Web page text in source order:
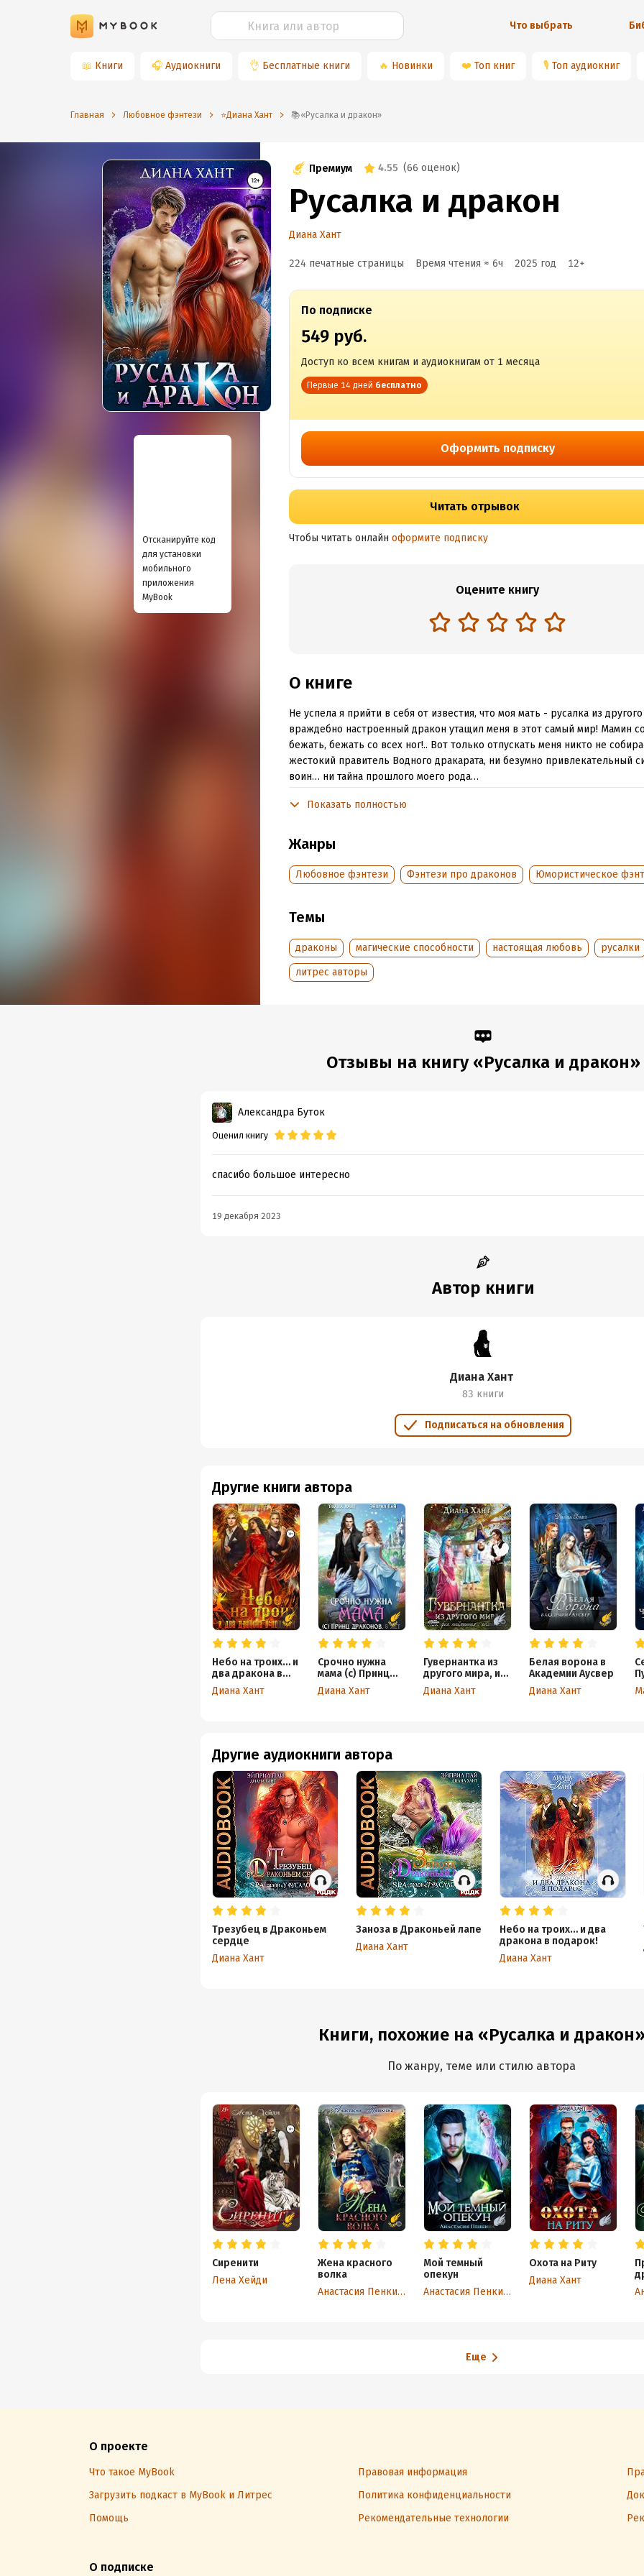
Что выбрать
📖 Книги 🎧 Аудиокниги 👌 Бесплатные книги 🔥 Новинки ❤️ Топ книг 🎙 Топ аудиокниг
Главная Любовное фэнтези ⭐️Диана Хант 📚«Русалка и дракон»
Отсканируйте код
для установки
мобильного
приложения
MyBook
Премиум 4.55 (66 оценок)
Русалка и дракон
Диана Хант
224 печатные страницы Время чтения ≈ 6ч 2025 год 12+
По подписке
549 руб.
Доступ ко всем книгам и аудиокнигам от 1 месяца
Первые 14 дней бесплатно
Оформить подписку
Читать отрывок
Чтобы читать онлайн оформите подписку
Оцените книгу
О книге
Не успела я прийти в себя от известия, что моя мать - русалка из
враждебно настроенный дракон утащил меня в этот самый мир! Мамин
бежать, бежать со всех ног!.. Вот только отпускать меня никто не
жестокий правитель Водного дракарата, ни безумно привлекательный
воин… ни тайна прошлого моего рода…
Однотомник
Таким образом, "Русалка" может читаться отдельно
В этой истории пойдёт речь о подруге Таши, Ариэльке. Что до наших
персонажей.
Подробная информация
Дата написания:13 сентября 2018
Показать полностью
Жанры
Любовное фэнтези Фэнтези про драконов Юмористическое
Темы
драконы магические способности настоящая любовь
русалки
литрес авторы
Отзывы на книгу «Русалка и дракон»
Александра Буток
Оценил книгу
спасибо большое интересно
19 декабря 2023
Автор книги
Диана Хант
83 книги
Подписаться на обновления
Другие книги автора
Небо на троих… и
два дракона в
подарок!
Диана Хант
Срочно нужна
мама (с) Принц
драконов, пять
лет
Диана Хант
Гувернантка из
другого мира, или
Фея с поличным
Диана Хант
Белая ворона в
Академии Аусвер
Диана Хант
Другие аудиокниги автора
Трезубец в Драконьем
сердце
Диана Хант
Заноза в Драконьей лапе
Диана Хант
Небо на троих… и два
дракона в подарок!
Диана Хант
Книги, похожие на «Русалка и дракон»
По жанру, теме или стилю автора
Сиренити
Лена Хейди
Жена красного
волка
Анастасия Пенкина
Мой темный
опекун
Анастасия Пенкина
Охота на Риту
Диана Хант
Еще
О проекте
Что такое MyBook Правовая информация
Загрузить подкаст в MyBook и Литрес
Политика конфиденциальности
Помощь
Рекомендательные технологии
О подписке